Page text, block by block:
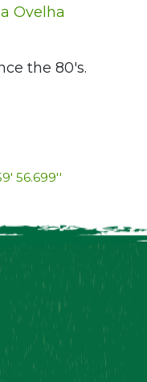
Ovelha
the 80's.
56.699''